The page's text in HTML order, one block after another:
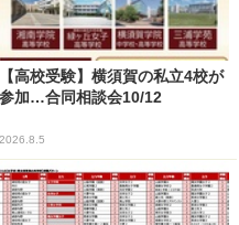
【高校受験】横須賀の私立4校が
参加…合同相談会10/12
2026.8.5